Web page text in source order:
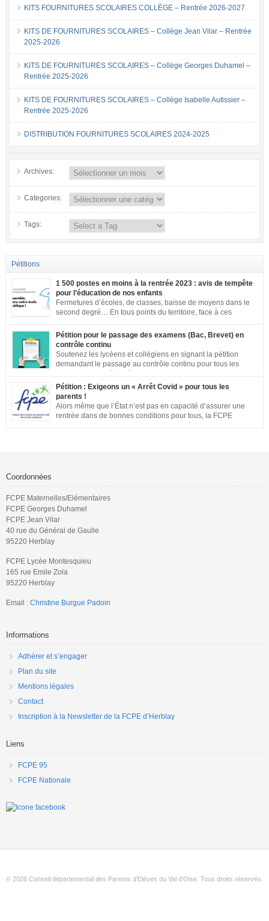
KITS FOURNITURES SCOLAIRES COLLÈGE – Rentrée 2026-2027
KITS DE FOURNITURES SCOLAIRES – Collège Jean Vilar – Rentrée
2025-2026
KITS DE FOURNITURES SCOLAIRES – Collège Georges Duhamel –
Rentrée 2025-2026
KITS DE FOURNITURES SCOLAIRES – Collège Isabelle Autissier –
Rentrée 2025-2026
DISTRIBUTION FOURNITURES SCOLAIRES 2024-2025
Archives:
Categories:
Tags:
Pétitions
1 500 postes en moins à la rentrée 2023 : avis de tempête
pour l’éducation de nos enfants
Fermetures d’écoles, de classes, baisse de moyens dans le
second degré… En tous points du territoire, face à ces
Notre société a aujourd’hui une dette de bienveillance envers tous les
enfants et adolescents de ce pays. En effet, être un enfant ou un adolescent
dans le contexte actuel est […]
Pétition pour le passage des examens (Bac, Brevet) en
contrôle continu
Soutenez les lycéens et collégiens en signant la pétition
demandant le passage au contrôle continu pour tous les
importantes : établissements qui ne respectent pas les jauges, cours en
distanciel inexistants, manque de préparation…. Vous pouvez signer la
pétition ici
Pétition : Exigeons un « Arrêt Covid » pour tous les
parents !
Alors même que l’État n’est pas en capacité d’assurer une
rentrée dans de bonnes conditions pour tous, la FCPE
Coordonnées
FCPE Maternelles/Elémentaires
FCPE Georges Duhamel
FCPE Jean Vilar
40 rue du Général de Gaulle
95220 Herblay
FCPE Lycée Montesquieu
165 rue Emile Zola
95220 Herblay
Email : Christine Burgue Padoin
Informations
Adhérer et s’engager
Plan du site
Mentions légales
Contact
Inscription à la Newsletter de la FCPE d’Herblay
Liens
FCPE 95
FCPE Nationale
© 2026 Conseil départemental des Parents d'Elèves du Val d'Oise. Tous droits réservés.